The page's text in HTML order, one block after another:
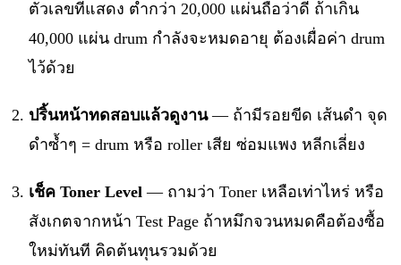
ตัวเลขที่แสดง ต่ำกว่า 20,000 แผ่นถือว่าดี ถ้าเกิน
40,000 แผ่น drum กำลังจะหมดอายุ ต้องเผื่อค่า drum
ไว้ด้วย
ปริ้นหน้าทดสอบแล้วดูงาน— ถ้ามีรอยขีด เส้นดำ จุด
ดำซ้ำๆ = drum หรือ roller เสีย ซ่อมแพง หลีกเลี่ยง
เช็ค Toner Level — ถามว่า Toner เหลือเท่าไหร่ หรือ
สังเกตจากหน้า Test Page ถ้าหมึกจวนหมดคือต้องซื้อ
ใหม่ทันที คิดต้นทุนรวมด้วย